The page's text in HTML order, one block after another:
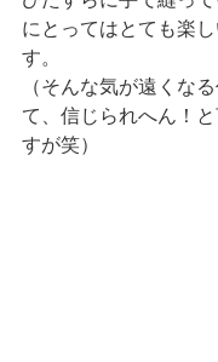
にとってはとても楽
す。
（そんな気が遠くな
て、信じられへん！
すが笑）